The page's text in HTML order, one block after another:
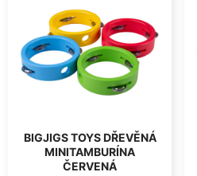
BIGJIGS TOYS DŘEVĚNÁ
MINITAMBURÍNA
ČERVENÁ